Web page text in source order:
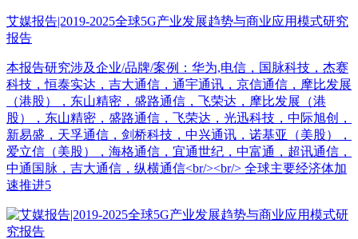
艾媒报告|2019-2025全球5G产业发展趋势与商业应用模式研究
报告
本报告研究涉及企业/品牌/案例：华为,电信，国脉科技，杰赛
科技，恒泰实达，吉大通信，通宇通讯，京信通信，摩比发展
（港股），东山精密，盛路通信，飞荣达，摩比发展（港
股），东山精密，盛路通信，飞荣达，光迅科技，中际旭创，
新易盛，天孚通信，剑桥科技，中兴通讯，诺基亚（美股），
爱立信（美股），海格通信，宜通世纪，中富通，超讯通信，
中通国脉，吉大通信，纵横通信<br/><br/> 全球主要经济体加
速推进5